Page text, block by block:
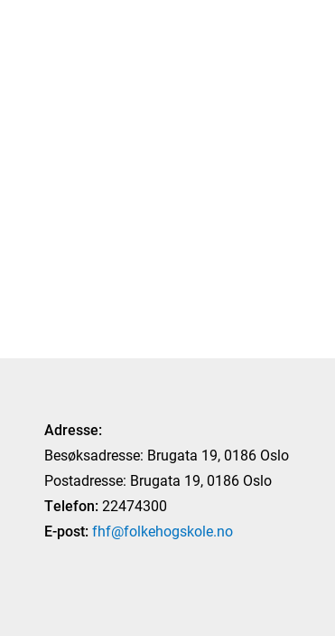
Adresse:
Besøksadresse: Brugata 19, 0186 Oslo
Postadresse: Brugata 19, 0186 Oslo
Telefon: 22474300
E-post: fhf@folkehogskole.no